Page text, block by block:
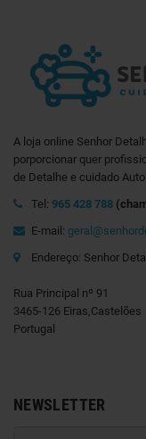
A loja online Senhor
porporcionar quer
de Detalhe e cuidado
Tel: 965 428 788
E-mail:
Endereço: Senhor
Rua Principal nº 91
3465-126 Eiras,Castelões
Portugal
NEWSLETTER